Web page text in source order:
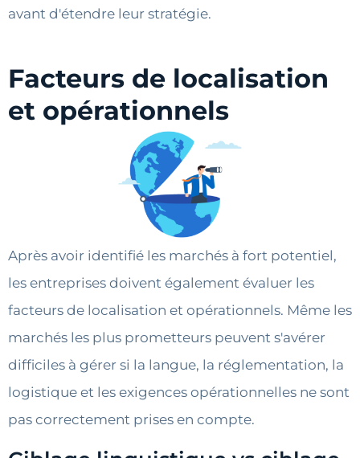
avant d'étendre leur stratégie.
Facteurs de localisation
et opérationnels
Après avoir identifié les marchés à fort potentiel,
les entreprises doivent également évaluer les
facteurs de localisation et opérationnels. Même les
marchés les plus prometteurs peuvent s'avérer
difficiles à gérer si la langue, la réglementation, la
logistique et les exigences opérationnelles ne sont
pas correctement prises en compte.